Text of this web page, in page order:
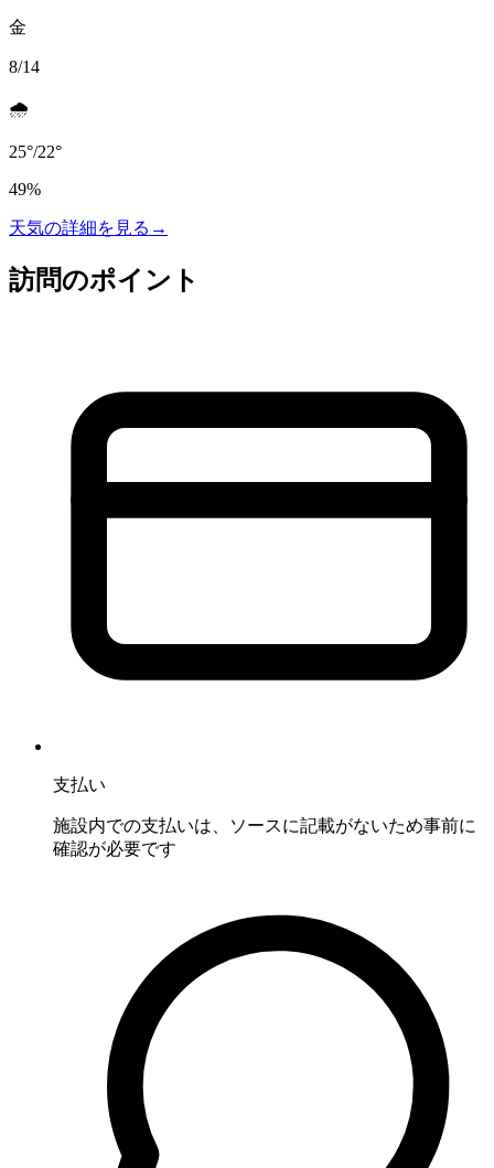
金
8/14
🌧️
25°/22°
49%
天気の詳細を見る →
訪問のポイント
支払い
施設内での支払いは、ソースに記載がないため事前に
確認が必要です